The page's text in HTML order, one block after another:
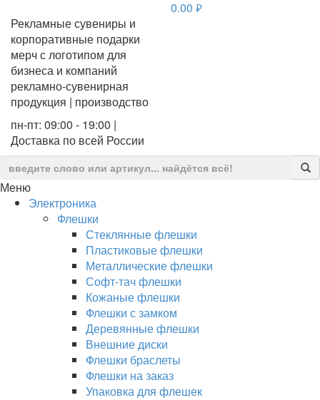
Рекламные сувениры и
корпоративные подарки
мерч с логотипом для
бизнеса и компаний
рекламно-сувенирная
продукция | производство
пн-пт: 09:00 - 19:00 |
Доставка по всей России
0.00 руб.
Меню
Электроника
Флешки
Стеклянные флешки
Пластиковые флешки
Металлические флешки
Софт-тач флешки
Кожаные флешки
Флешки с замком
Деревянные флешки
Внешние диски
Флешки браслеты
Флешки на заказ
Упаковка для флешек